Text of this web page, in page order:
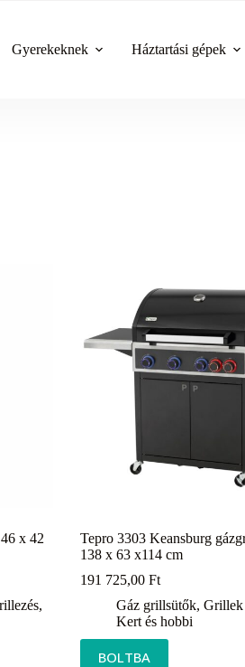
Gyerekeknek Háztartási gépek
x 42
,
Tepro 3303 Keansburg
138 x 63 x114 cm
191 725,00 Ft
Gáz grillsütők, Grillek
Kert és hobbi
BOLTBA